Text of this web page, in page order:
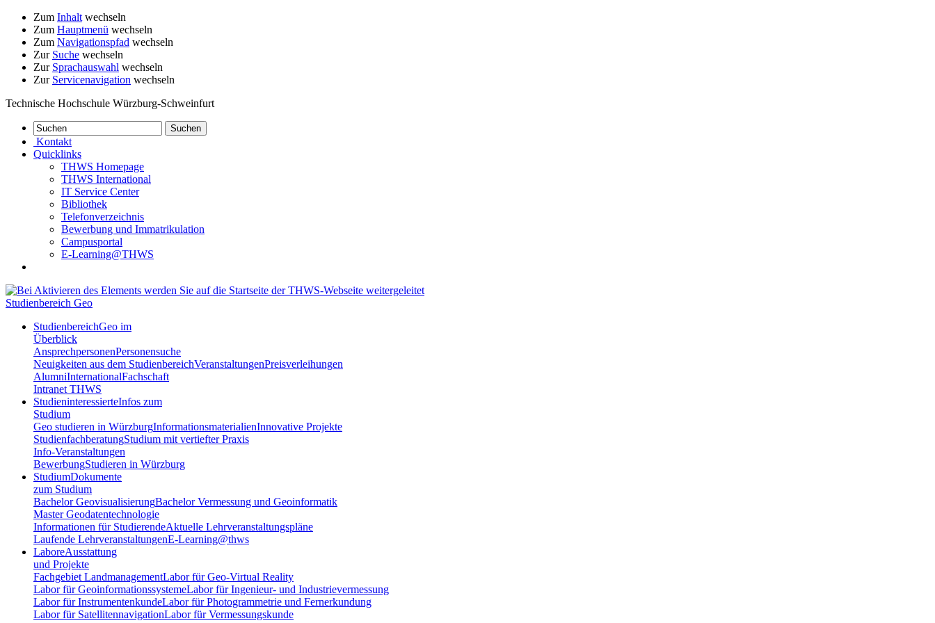
Zum Inhalt wechseln
Zum Hauptmenü wechseln
Zum Navigationspfad wechseln
Zur Suche wechseln
Zur Sprachauswahl wechseln
Zur Servicenavigation wechseln
Technische Hochschule Würzburg-Schweinfurt
Kontakt
Quicklinks
THWS Homepage
THWS International
IT Service Center
Bibliothek
Telefonverzeichnis
Bewerbung und Immatrikulation
Campusportal
E-Learning@THWS
Studienbereich Geo
StudienbereichGeo im
Überblick
AnsprechpersonenPersonensuche
Neuigkeiten aus dem StudienbereichVeranstaltungenPreisverleihungen
AlumniInternationalFachschaft
Intranet THWS
StudieninteressierteInfos zum
Studium
Geo studieren in WürzburgInformationsmaterialienInnovative Projekte
StudienfachberatungStudium mit vertiefter Praxis
Info-Veranstaltungen
BewerbungStudieren in Würzburg
StudiumDokumente
zum Studium
Bachelor GeovisualisierungBachelor Vermessung und Geoinformatik
Master Geodatentechnologie
Informationen für StudierendeAktuelle Lehrveranstaltungspläne
Laufende LehrveranstaltungenE-Learning@thws
LaboreAusstattung
und Projekte
Fachgebiet LandmanagementLabor für Geo-Virtual Reality
Labor für GeoinformationssystemeLabor für Ingenieur- und Industrievermessung
Labor für InstrumentenkundeLabor für Photogrammetrie und Fernerkundung
Labor für SatellitennavigationLabor für Vermessungskunde